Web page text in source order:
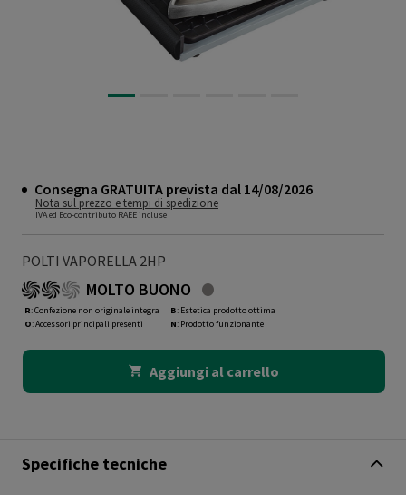
Consegna GRATUITA prevista dal 14/08/2026
Nota sul prezzo e tempi di spedizione
IVA ed Eco-contributo RAEE incluse
POLTI VAPORELLA 2HP
MOLTO BUONO
R: Confezione non originale integra
O: Accessori principali presenti
B: Estetica prodotto ottima
N: Prodotto funzionante
Aggiungi al carrello
Specifiche tecniche